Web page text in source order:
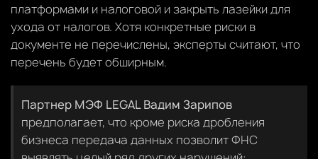
платформами и налоговой и закрыть лазейки для
ухода от налогов. Хотя конкретные риски в
документе не перечислены, эксперты считают, что
перечень будет обширным.
Партнер МЭФ LEGAL Вадим Зарипов
предполагает, что кроме риска дробления
бизнеса передача данных позволит ФНС